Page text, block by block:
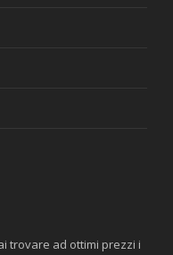
trovare ad ottimi prezzi i